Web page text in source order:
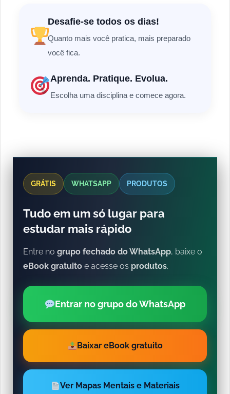
Desafie-se todos os dias!
Quanto mais você pratica, mais preparado
você fica.
Aprenda. Pratique. Evolua.
Escolha uma disciplina e comece agora.
GRÁTIS WHATSAPP PRODUTOS
Tudo em um só lugar para
estudar mais rápido
Entre no grupo fechado do WhatsApp, baixe o
eBook gratuito e acesse os produtos.
Entrar no grupo do WhatsApp
Baixar eBook gratuito
Ver Mapas Mentais e Materiais